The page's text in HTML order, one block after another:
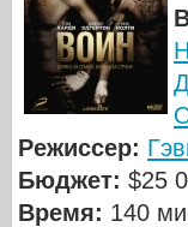
Режиссер:
Бюджет: $25
Время: 140